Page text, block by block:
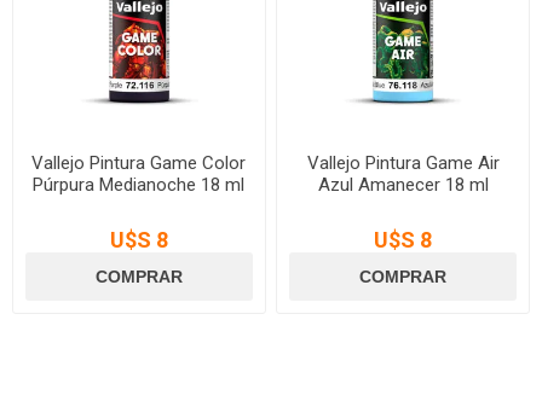
Vallejo Pintura Game Color
Púrpura Medianoche 18 ml
U$S 8
Vallejo Pintura Game Air
Azul Amanecer 18 ml
U$S 8